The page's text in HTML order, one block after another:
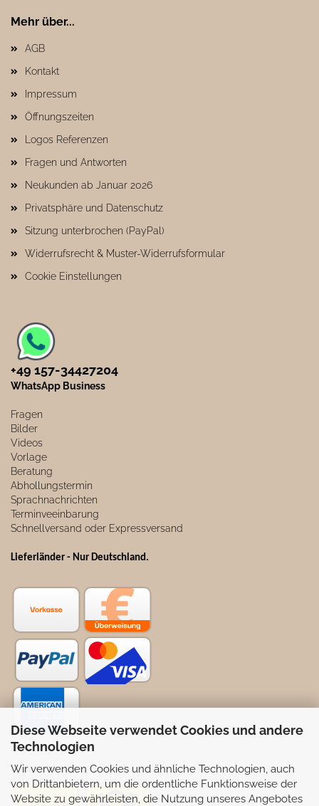
Diese Webseite verwendet Cookies und andere
Technologien
Wir verwenden Cookies und ähnliche Technologien, auch
von Drittanbietern, um die ordentliche Funktionsweise der
Website zu gewährleisten, die Nutzung unseres Angebotes
Mehr über...
AGB
Kontakt
Impressum
Öffnungszeiten
Logos Referenzen
Fragen und Antworten
Neukunden ab Januar 2026
Privatsphäre und Datenschutz
Sitzung unterbrochen (PayPal)
Widerrufsrecht & Muster-Widerrufsformular
Cookie Einstellungen
+49 157-34427204​
WhatsApp Business
Fragen
Bilder
Videos
Vorlage
Beratung
Abhollungstermin
Sprachnachrichten
Terminveeinbarung
Schnellversand oder Expressversand
Lieferländer - Nur Deutschland.
Selbstabhollung möglich